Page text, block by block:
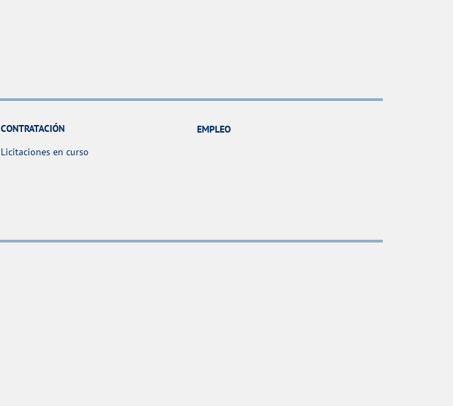
CONTRATACIÓN
Licitaciones en curso
EMPLEO